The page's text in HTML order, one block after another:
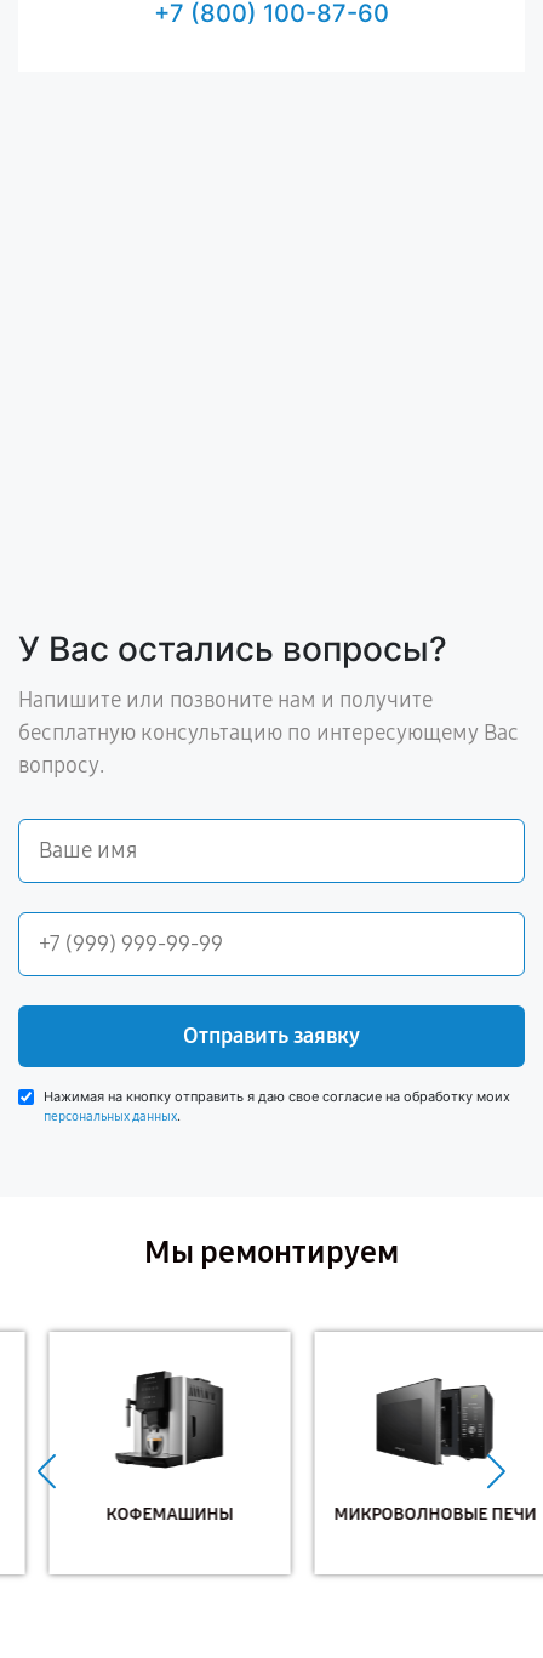
+7 (800) 100-87-60
У Вас остались вопросы?
Напишите или позвоните нам и получите
бесплатную консультацию по интересующему Вас
вопросу.
Отправить заявку
Нажимая на кнопку отправить я даю свое согласие на обработку моих
персональных данных.
Мы ремонтируем
КОФЕМАШИНЫ МИКРОВОЛНОВЫЕ ПЕЧИ